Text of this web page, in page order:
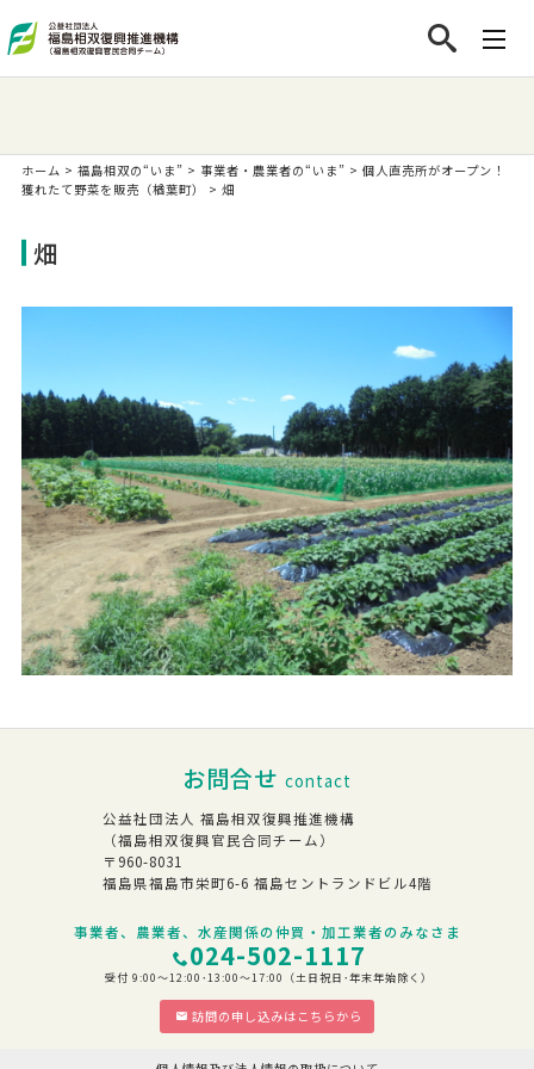
ホーム > 福島相双の“いま” > 事業者・農業者の“いま” > 個人直売所がオープン！
獲れたて野菜を販売（楢葉町）
> 畑
畑
お問合せ contact
公益社団法人 福島相双復興推進機構
（福島相双復興官民合同チーム）
〒960-8031
福島県福島市栄町6-6 福島セントランドビル4階
事業者、農業者、水産関係の仲買・加工業者のみなさま
024-502-1117
受付 9:00～12:00･13:00～17:00（土日祝日･年末年始除く）
訪問の申し込みはこちらから